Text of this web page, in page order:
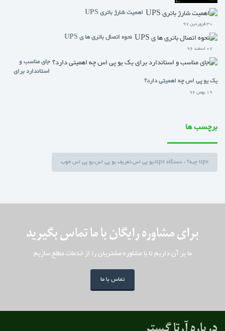
اهمیت شارژ باتری UPS
30 فروردین 97
نحوه اتصال باتری ها ی UPS
07 اسفند 96
جای مناسب و
استاندارد برای
یک یو پی اس چه اهمیتی دارد؟
19 بهمن 96
برچسب ها
ups چیه؟ ، دستگاه ups،یو پی اس،تعریف یو پی اس،یو پی اس خوب
برای مشاوره رایگان با ما تماس بگیرید
ما بر آن داریم تا با مشاوره مشتریان را از خدمات مطلع سازیم
تماس با ما